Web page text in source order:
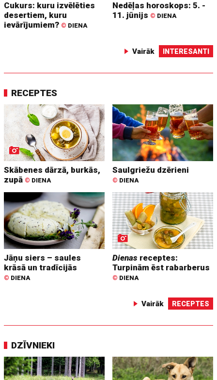
Cukurs: kuru izvēlēties
desertiem, kuru
ievārījumiem? © DIENA
Nedēļas horoskops: 5. -
11. jūnijs © DIENA
Vairāk INTERESANTI
RECEPTES
Skābenes dārzā, burkās,
zupā © DIENA
Saulgriežu dzērieni
© DIENA
Jāņu siers – saules
krāsā un tradīcijās
© DIENA
Dienas receptes:
Turpinām ēst rabarberus
© DIENA
Vairāk RECEPTES
DZĪVNIEKI